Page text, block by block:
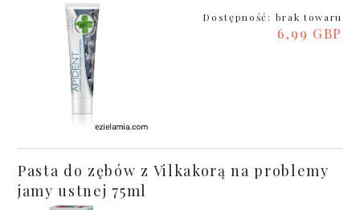
Dostępność: brak towaru
6,99 GBP
Pasta do zębów z Vilkakorą na problemy
jamy ustnej 75ml